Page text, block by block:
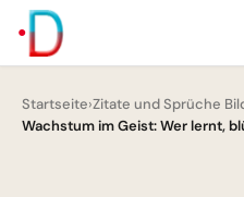
Startseite›Zitate und Sprüche
Wachstum im Geist: Wer lernt,